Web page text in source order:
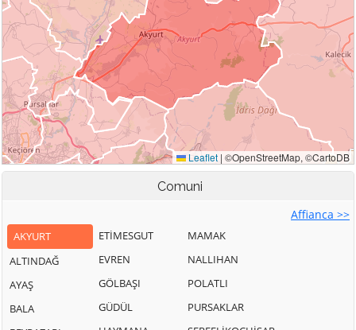
Comuni
Affianca >>
AKYURT
ALTINDAĞ
AYAŞ
BALA
ETİMESGUT
EVREN
GÖLBAŞI
GÜDÜL
MAMAK
NALLIHAN
POLATLI
PURSAKLAR